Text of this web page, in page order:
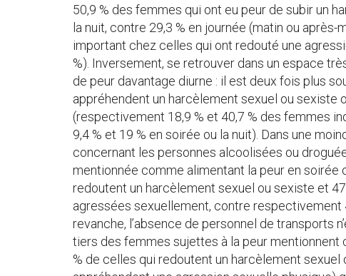
50,9 % des femmes qui ont eu peur de subir un
la nuit, contre 29,3 % en journée (matin ou après-
important chez celles qui ont redouté une
%). Inversement, se retrouver dans un espace
de peur davantage diurne : il est deux fois plus
appréhendent un harcèlement sexuel ou sexiste
(respectivement 18,9 % et 40,7 % des femmes
9,4 % et 19 % en soirée ou la nuit). Dans une
concernant les personnes alcoolisées ou
mentionnée comme alimentant la peur en soirée
redoutent un harcèlement sexuel ou sexiste et
agressées sexuellement, contre respectivement
revanche, l’absence de personnel de transports
tiers des femmes sujettes à la peur mentionnent
% de celles qui redoutent un harcèlement